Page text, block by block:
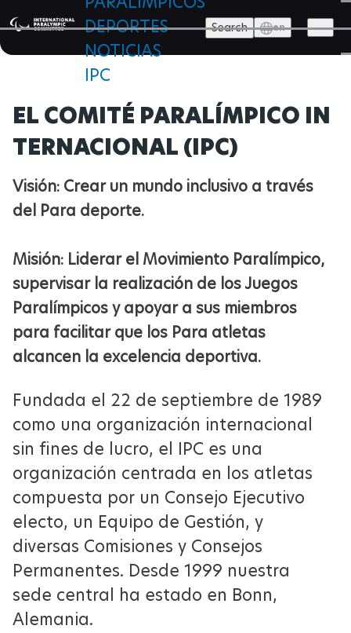
Pasar
al
contenido
DEPORTES
NOTICIAS
IPC
Search en
JUEGOS PARALÍMPICOS
JUEGOS PARALÍMPICOS
RESULTADOS
MASCOTAS
CEREMONIAS DE APERTURA
CEREMONIAS DE CLAUSURA
DEPORTES
CLASIFICACIÓN
CLASIFICACIÓN
BOARD OF APPEAL OF CLASSIFICATION
CÓDIGO DE CLASIFICACIÓN
ENTRENAMIENTO DE CLASIFICADOR
INVESTIGACIÓN
NOTICIAS
ATLETAS
ATLETAS
CONSEJO DE ATLETAS
QUIÉNES SOMOS
ATHLETES COUNCIL ELECTION
CANDIDATES
FORO DE ATLETAS
RECURSOS PARA ATLETAS
COMITÉS PARALÍMPICOS NACIONALES
Medicine & Science
IPC
IPC
HISTORIA
ARCHIVO PARALÍMPICO
QUIÉNES SOMOS
ESTRUCTURA
CONSEJO EJECUTIVO
COMITÉS PERMANENTES
FEDERACIONES
TEAM IPC
PATROCINADORES
GOVERNMENTAL PARTNERS
OFICINA DE PRENSA
PREMIOS
ORDEN PARALÍMPICA
Paralympic Games Appreciation
MANUAL
Paralympic symbol
EMPLEOS
PUBLICACIONES
VOLUNTEER ROLES
follow us
DIAS
LA 2028 Juegos Paralympicos
15 - 27 AGO 2028
Faltan1299 DIAS
Alpes 2030 Juegos Paralympicos de Invierno
01 - 10 mar 2030
Faltan2206DIAS
EL COMITÉ PARALÍMPICO IN
TERNACIONAL (IPC)
Visión: Crear un mundo inclusivo a través
del Para deporte.
Misión: Liderar el Movimiento Paralímpico,
supervisar la realización de los Juegos
Paralímpicos y apoyar a sus miembros
para facilitar que los Para atletas
alcancen la excelencia deportiva.
Fundada el 22 de septiembre de 1989
como una organización internacional
sin fines de lucro, el IPC es una
organización centrada en los atletas
compuesta por un Consejo Ejecutivo
electo, un Equipo de Gestión, y
diversas Comisiones y Consejos
Permanentes. Desde 1999 nuestra
sede central ha estado en Bonn,
Alemania.